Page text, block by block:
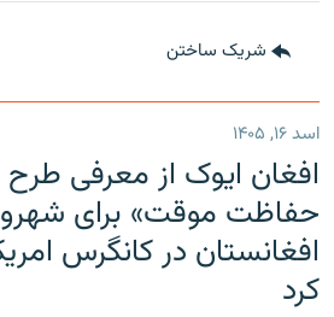
شریک ساختن
اسد ۱۶, ۱۴۰۵
افغان ایوک از معرفی
حفاظت موقت» برای
افغانستان در کانگرس
کرد